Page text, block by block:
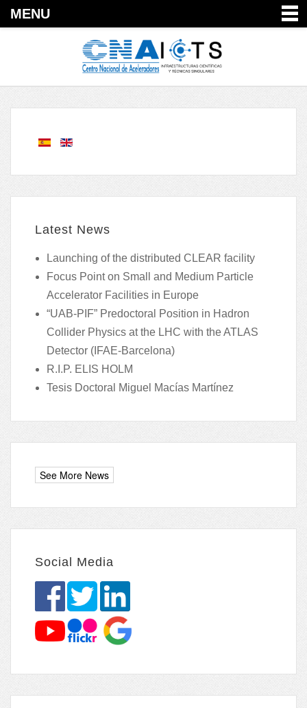
MENU
Latest News
Launching of the distributed CLEAR facility
Focus Point on Small and Medium Particle
Accelerator Facilities in Europe
“UAB-PIF” Predoctoral Position in Hadron
Collider Physics at the LHC with the ATLAS
Detector (IFAE-Barcelona)
R.I.P. ELIS HOLM
Tesis Doctoral Miguel Macías Martínez
Social Media